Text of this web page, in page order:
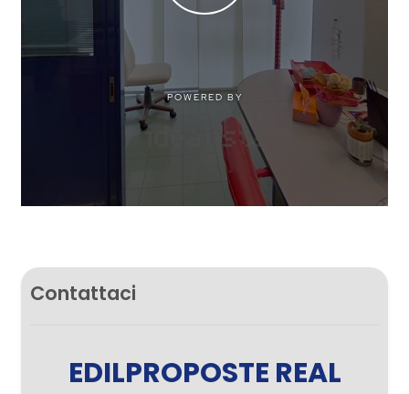
Contattaci
EDILPROPOSTE REAL